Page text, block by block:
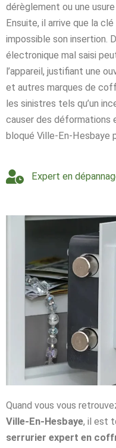
dérèglement ou une
Ensuite, il arrive que la
impossible son insertion.
électronique mal saisi
l’appareil, justifiant une
et autres marques de
les sinistres tels qu’un
causer des déformations
bloqué Ville-En-Hesbaye
Expert en
Quand vous vous
Ville-En-Hesbaye, il est
serrurier expert en